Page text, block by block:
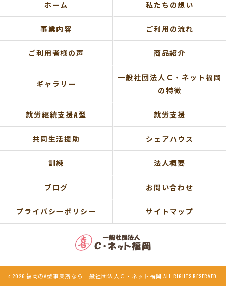
ホーム 私たちの想い
事業内容 ご利用の流れ
ご利用者様の声 商品紹介
ギャラリー
一般社団法人Ｃ・ネット福岡
の特徴
就労継続支援A型 就労支援
共同生活援助 シェアハウス
訓練 法人概要
ブログ お問い合わせ
プライバシーポリシー サイトマップ
c 2026 福岡のA型事業所なら一般社団法人Ｃ・ネット福岡 ALL RIGHTS RESERVED.